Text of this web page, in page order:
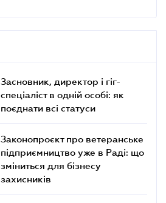
Засновник, директор і гіг-
спеціаліст в одній особі: як
поєднати всі статуси
Законопроєкт про ветеранське
підприємництво уже в Раді: що
зміниться для бізнесу
захисників